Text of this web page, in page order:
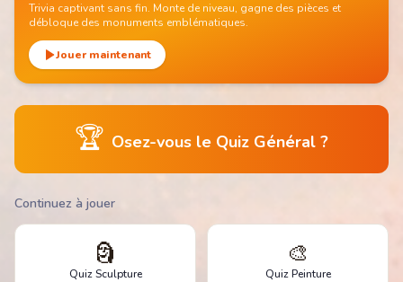
Trivia captivant sans fin. Monte de niveau, gagne des pièces et
débloque des monuments emblématiques.
Jouer maintenant
🏆 Osez-vous le Quiz Général ?
Continuez à jouer
🗿
Quiz Sculpture
🎨
Quiz Peinture